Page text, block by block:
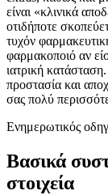
είναι «κλινικά
οτιδήποτε
τυχόν
φαρμακοποιό αν
ιατρική
προστασία και
σας πολύ
Ενημερωτικός
Βασικά
στοιχεία